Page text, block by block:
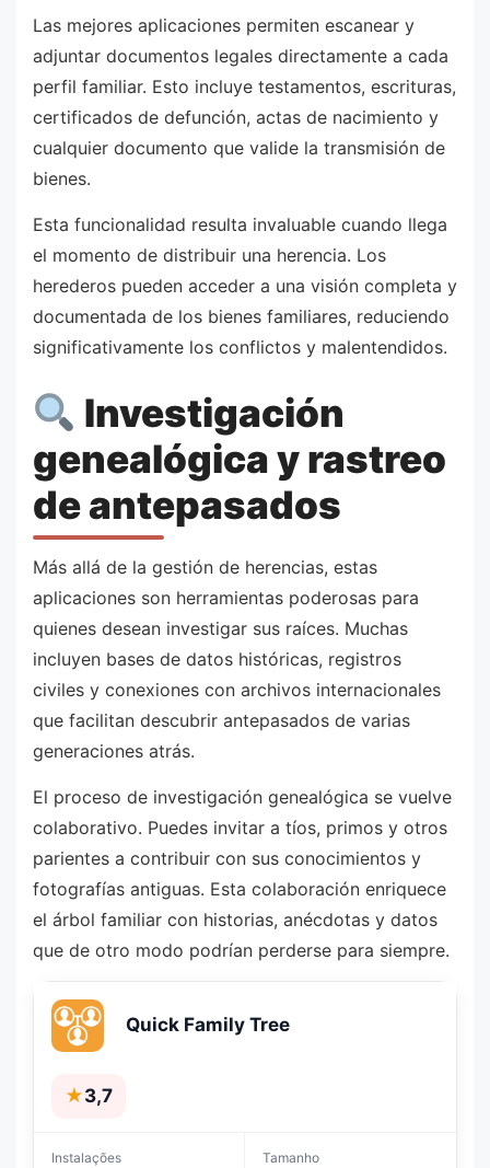
Las mejores aplicaciones permiten escanear y
adjuntar documentos legales directamente a cada
perfil familiar. Esto incluye testamentos, escrituras,
certificados de defunción, actas de nacimiento y
cualquier documento que valide la transmisión de
bienes.
Esta funcionalidad resulta invaluable cuando llega
el momento de distribuir una herencia. Los
herederos pueden acceder a una visión completa y
documentada de los bienes familiares, reduciendo
significativamente los conflictos y malentendidos.
Investigación
genealógica y rastreo
de antepasados
Más allá de la gestión de herencias, estas
aplicaciones son herramientas poderosas para
quienes desean investigar sus raíces. Muchas
incluyen bases de datos históricas, registros
civiles y conexiones con archivos internacionales
que facilitan descubrir antepasados de varias
generaciones atrás.
El proceso de investigación genealógica se vuelve
colaborativo. Puedes invitar a tíos, primos y otros
parientes a contribuir con sus conocimientos y
fotografías antiguas. Esta colaboración enriquece
el árbol familiar con historias, anécdotas y datos
que de otro modo podrían perderse para siempre.
Quick Family Tree
★3,7
Instalações Tamanho